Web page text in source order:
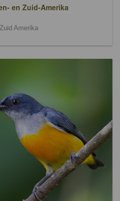
en Zuid-Amerika
Amerika